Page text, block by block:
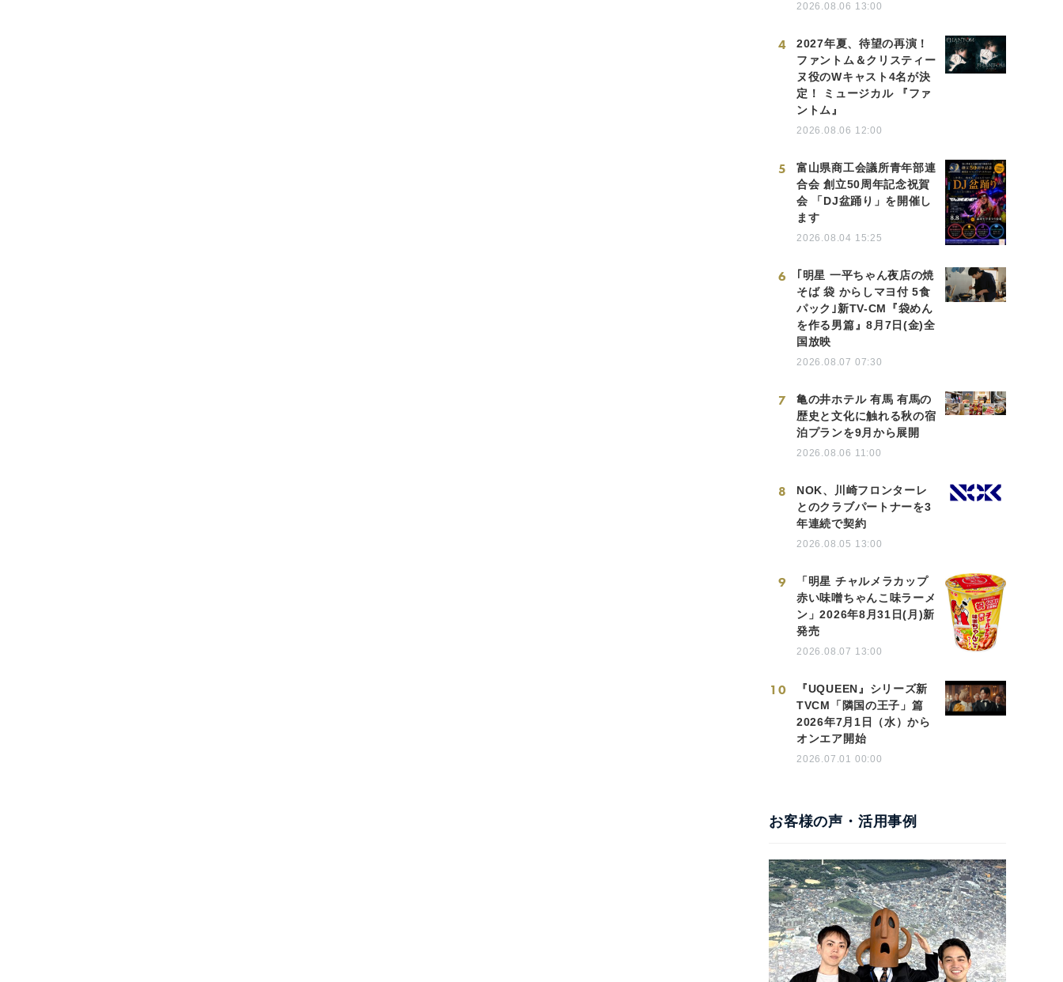
2026.08.06 13:00
4
2027年夏、待望の再演！
ファントム＆クリスティー
ヌ役のWキャスト4名が決
定！ ミュージカル 『ファ
ントム』
2026.08.06 12:00
5
富山県商工会議所青年部連
合会 創立50周年記念祝賀
会 「DJ盆踊り」を開催し
ます
2026.08.04 15:25
6
｢明星 一平ちゃん夜店の焼
そば 袋 からしマヨ付 5食
パック｣新TV-CM『袋めん
を作る男篇』8月7日(金)全
国放映
2026.08.07 07:30
7
亀の井ホテル 有馬 有馬の
歴史と文化に触れる秋の宿
泊プランを9月から展開
2026.08.06 11:00
8
NOK、川崎フロンターレ
とのクラブパートナーを3
年連続で契約
2026.08.05 13:00
9
「明星 チャルメラカップ
赤い味噌ちゃんこ味ラーメ
ン」2026年8月31日(月)新
発売
2026.08.07 13:00
10
『UQUEEN』シリーズ新
TVCM「隣国の王子」篇
2026年7月1日（水）から
オンエア開始
2026.07.01 00:00
お客様の声・活用事例